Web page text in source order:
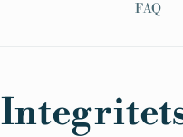
FAQ